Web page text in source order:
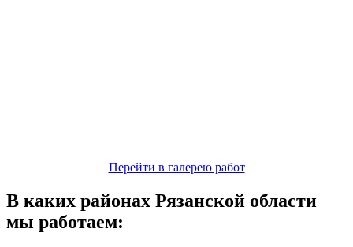
Перейти в галерею работ
В каких районах Рязанской области
мы работаем: